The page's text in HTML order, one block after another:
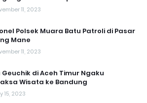
11, 2023
Polsek Muara Batu Patroli di Pasar
Mane
11, 2023
Geuchik di Aceh Timur Ngaku
Wisata ke Bandung
15, 2023